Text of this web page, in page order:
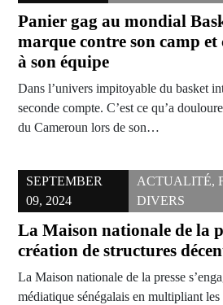
Panier gag au mondial
marque contre son camp
à son équipe
Dans l’univers impitoyable du basket
seconde compte. C’est ce qu’a
du Cameroun lors de son…
SEPTEMBER
09, 2024
ACTUALITÉ,
DIVERS
La Maison nationale de la
création de structures
La Maison nationale de la presse
médiatique sénégalais en multipliant